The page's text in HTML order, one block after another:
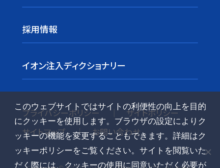
採用情報
イオン注入ディクショナリー
プライバシーポリシー
サイトポリシー
サイトマップ
お問い合わせ
このウェブサイトではサイトの利便性の向上を目的
にクッキーを使用します。ブラウザの設定によりク
ッキーの機能を変更することもできます。詳細はク
ッキーポリシーをご覧ください。サイトを閲覧いた
だく際には、クッキーの使用に同意いただく必要が